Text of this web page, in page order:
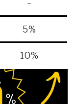
-
5%
10%